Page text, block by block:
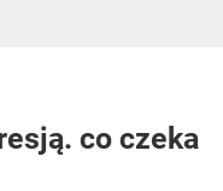
co czeka